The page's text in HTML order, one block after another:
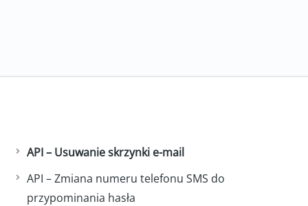
API – Usuwanie skrzynki e-mail
API – Zmiana numeru telefonu SMS do
przypominania hasła